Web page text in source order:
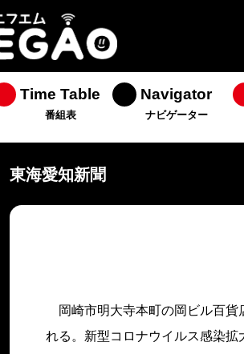
Time Table
番組表
Navigator
ナビゲーター
東海愛知新聞
岡崎市明大寺本町の岡ビル百
れる。新型コロナウイルス感染